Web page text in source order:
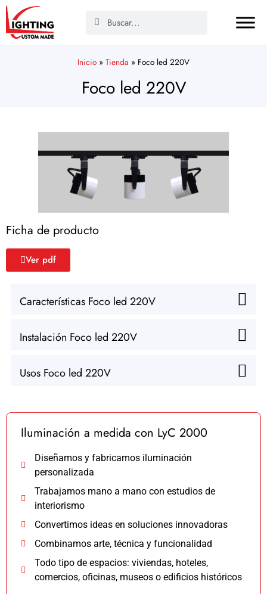
Inicio » Tienda » Foco led 220V
Foco led 220V
Ficha de producto
Ver pdf
Características Foco led 220V
Instalación Foco led 220V
Usos Foco led 220V
Iluminación a medida con LyC 2000
Diseñamos y fabricamos iluminación
personalizada
Trabajamos mano a mano con estudios de
interiorismo
Convertimos ideas en soluciones innovadoras
Combinamos arte, técnica y funcionalidad
Todo tipo de espacios: viviendas, hoteles,
comercios, oficinas, museos o edificios históricos